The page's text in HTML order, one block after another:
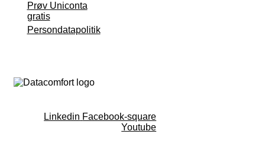
Prøv Uniconta
gratis
Persondatapolitik
Linkedin Facebook-square
Youtube